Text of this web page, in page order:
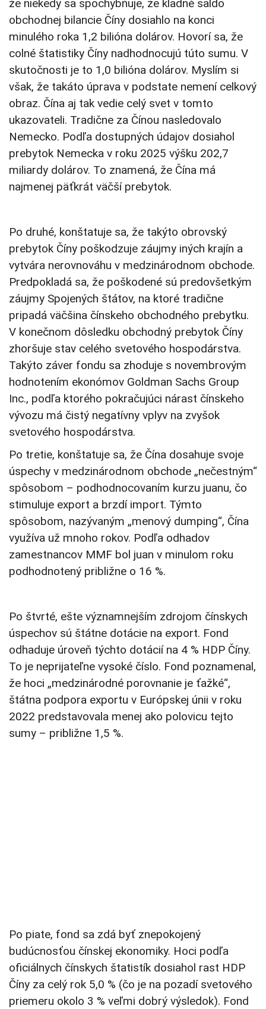
že niekedy sa spochybňuje, že kladné saldo
obchodnej bilancie Číny dosiahlo na konci
minulého roka 1,2 bilióna dolárov. Hovorí sa, že
colné štatistiky Číny nadhodnocujú túto sumu. V
skutočnosti je to 1,0 bilióna dolárov. Myslím si
však, že takáto úprava v podstate nemení celkový
obraz. Čína aj tak vedie celý svet v tomto
ukazovateli. Tradične za Čínou nasledovalo
Nemecko. Podľa dostupných údajov dosiahol
prebytok Nemecka v roku 2025 výšku 202,7
miliardy dolárov. To znamená, že Čína má
najmenej päťkrát väčší prebytok.
Po druhé, konštatuje sa, že takýto obrovský
prebytok Číny poškodzuje záujmy iných krajín a
vytvára nerovnováhu v medzinárodnom obchode.
Predpokladá sa, že poškodené sú predovšetkým
záujmy Spojených štátov, na ktoré tradične
pripadá väčšina čínskeho obchodného prebytku.
V konečnom dôsledku obchodný prebytok Číny
zhoršuje stav celého svetového hospodárstva.
Takýto záver fondu sa zhoduje s novembrovým
hodnotením ekonómov Goldman Sachs Group
Inc., podľa ktorého pokračujúci nárast čínskeho
vývozu má čistý negatívny vplyv na zvyšok
svetového hospodárstva.
Po tretie, konštatuje sa, že Čína dosahuje svoje
úspechy v medzinárodnom obchode „nečestným“
spôsobom – podhodnocovaním kurzu juanu, čo
stimuluje export a brzdí import. Týmto
spôsobom, nazývaným „menový dumping“, Čína
využíva už mnoho rokov. Podľa odhadov
zamestnancov MMF bol juan v minulom roku
podhodnotený približne o 16 %.
Po štvrté, ešte významnejším zdrojom čínskych
úspechov sú štátne dotácie na export. Fond
odhaduje úroveň týchto dotácií na 4 % HDP Číny.
To je neprijateľne vysoké číslo. Fond poznamenal,
že hoci „medzinárodné porovnanie je ťažké“,
štátna podpora exportu v Európskej únii v roku
2022 predstavovala menej ako polovicu tejto
sumy – približne 1,5 %.
Po piate, fond sa zdá byť znepokojený
budúcnosťou čínskej ekonomiky. Hoci podľa
oficiálnych čínskych štatistík dosiahol rast HDP
Číny za celý rok 5,0 % (čo je na pozadí svetového
priemeru okolo 3 % veľmi dobrý výsledok). Fond